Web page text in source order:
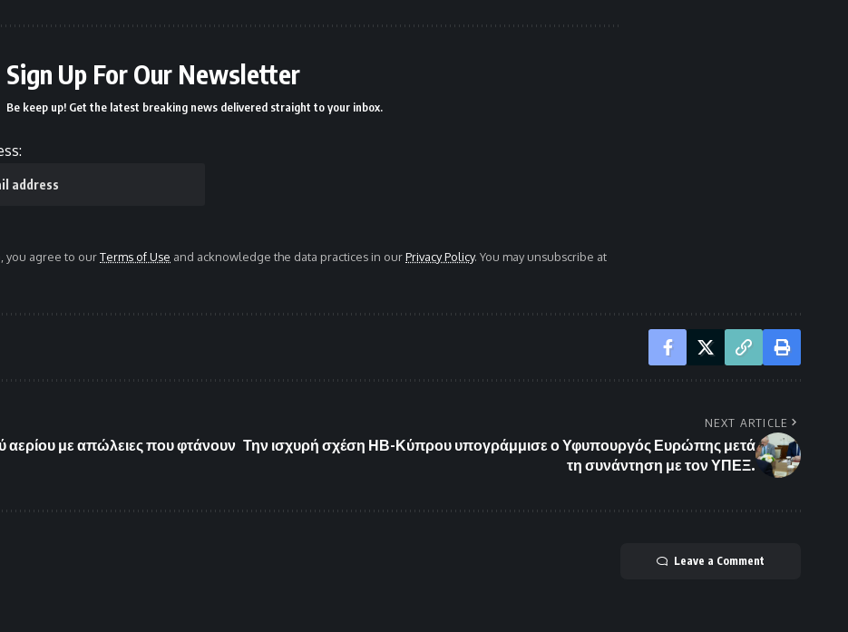
Sign Up For Our Newsletter
Be keep up! Get the latest breaking news delivered straight to your inbox.
you agree to ourTerms of Use and acknowledge the data practices in ourPrivacy Policy. You may unsubscribe at
με απώλειες που φτάνουν
NEXT ARTICLE
Την ισχυρή σχέση ΗΒ-Κύπρου υπογράμμισε ο Υφυπουργός Ευρώπης μετά
τη συνάντηση με τον ΥΠΕΞ.
Leave a Comment